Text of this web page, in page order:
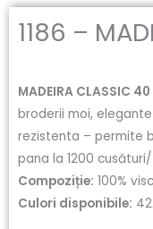
1186 –
MADEIRA CLASSIC 40
broderii moi,
rezistenta – permite
pana la 1200
Compoziție: 100%
Culori disponibile: